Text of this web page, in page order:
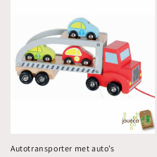
Autotransporter met auto’s